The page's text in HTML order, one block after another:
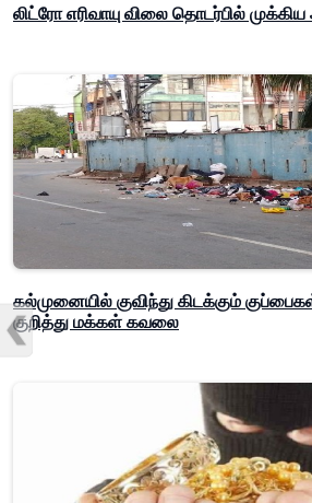
லிட்ரோ எரிவாயு விலை தொடர்பில் முக்கிய
கல்முனையில் குவிந்து கிடக்கும்
குறித்து மக்கள் கவலை